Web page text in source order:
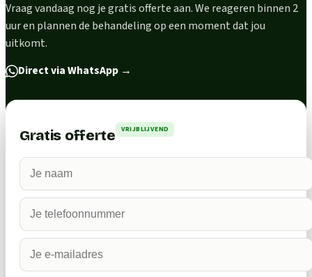
Vraag vandaag nog je gratis offerte aan. We reageren binnen 2
uur en plannen de behandeling op een moment dat jou
uitkomt.
Direct via WhatsApp →
Gratis offerte VRIJBLIJVEND